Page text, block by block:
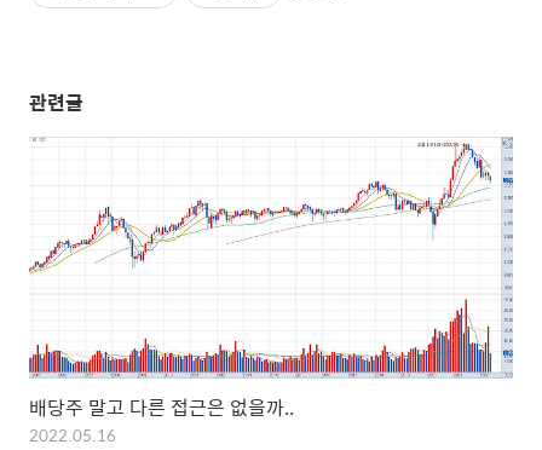
관련글
배당주 말고 다른 접근은 없을까..
2022.05.16